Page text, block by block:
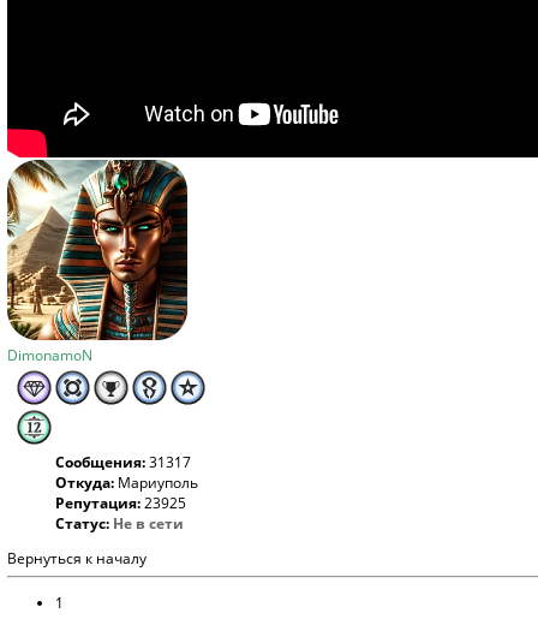
DimonamoN
Сообщения:31317
Откуда: Мариуполь
Репутация:23925
Статус: Не в сети
Вернуться к началу
1